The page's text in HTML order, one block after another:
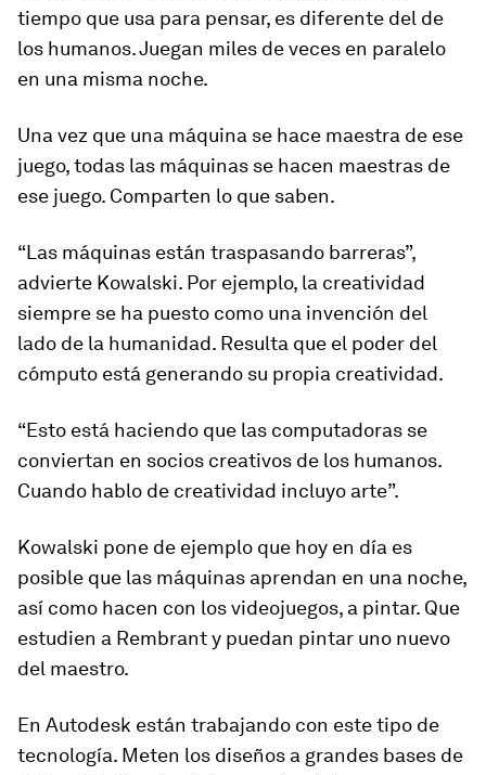
tiempo que usa para pensar, es diferente del de
los humanos. Juegan miles de veces en paralelo
en una misma noche.
Una vez que una máquina se hace maestra de ese
juego, todas las máquinas se hacen maestras de
ese juego. Comparten lo que saben.
“Las máquinas están traspasando barreras”,
advierte Kowalski. Por ejemplo, la creatividad
siempre se ha puesto como una invención del
lado de la humanidad. Resulta que el poder del
cómputo está generando su propia creatividad.
“Esto está haciendo que las computadoras se
conviertan en socios creativos de los humanos.
Cuando hablo de creatividad incluyo arte”.
Kowalski pone de ejemplo que hoy en día es
posible que las máquinas aprendan en una noche,
así como hacen con los videojuegos, a pintar. Que
estudien a Rembrant y puedan pintar uno nuevo
del maestro.
En Autodesk están trabajando con este tipo de
tecnología. Meten los diseños a grandes bases de